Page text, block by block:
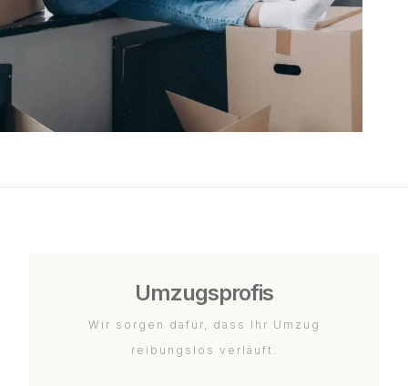
Umzugsprofis
Wir sorgen dafür, dass Ihr Umzug
reibungslos verläuft.